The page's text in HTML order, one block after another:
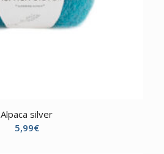
Alpaca silver
5,99€